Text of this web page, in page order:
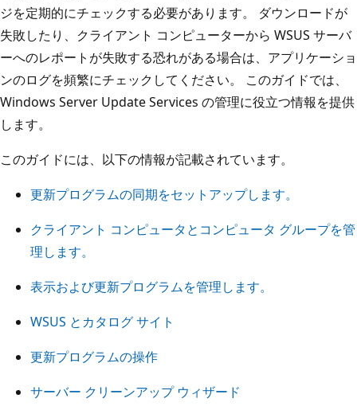
ジを定期的にチェックする必要があります。 ダウンロードが
失敗したり、クライアント コンピューターから WSUS サーバ
ーへのレポートが失敗する恐れがある場合は、アプリケーショ
ンのログを頻繁にチェックしてください。 このガイドでは、
Windows Server Update Services の管理に役立つ情報を提供
します。
このガイドには、以下の情報が記載されています。
更新プログラムの同期をセットアップします。
クライアント コンピュータとコンピュータ グループを管
理します。
表示および更新プログラムを管理します。
WSUS とカタログ サイト
更新プログラムの操作
サーバー クリーンアップ ウィザード